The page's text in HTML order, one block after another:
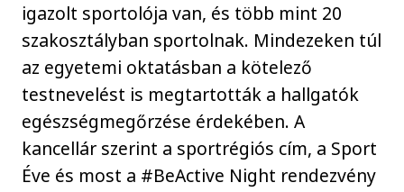
igazolt sportolója van, és több mint 20
szakosztályban sportolnak. Mindezeken túl
az egyetemi oktatásban a kötelező
testnevelést is megtartották a hallgatók
egészségmegőrzése érdekében. A
kancellár szerint a sportrégiós cím, a Sport
Éve és most a #BeActive Night rendezvény